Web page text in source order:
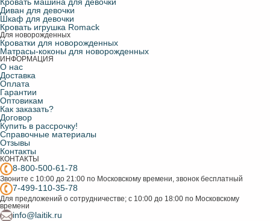
Диван для девочки
Шкаф для девочки
Кровать игрушка Romack
Для новорожденных
Кроватки для новорожденных
Матрасы-коконы для новорожденных
ИНФОРМАЦИЯ
О нас
Доставка
Оплата
Гарантии
Оптовикам
Как заказать?
Договор
Купить в рассрочку!
Справочные материалы
Отзывы
Контакты
КОНТАКТЫ
8-800-500-61-78
Звоните с 10:00 до 21:00 по Московскому времени, звонок бесплатный
7-499-110-35-78
Для предложений о сотрудничестве; с 10:00 до 18:00 по Московскому
времени
info@laitik.ru